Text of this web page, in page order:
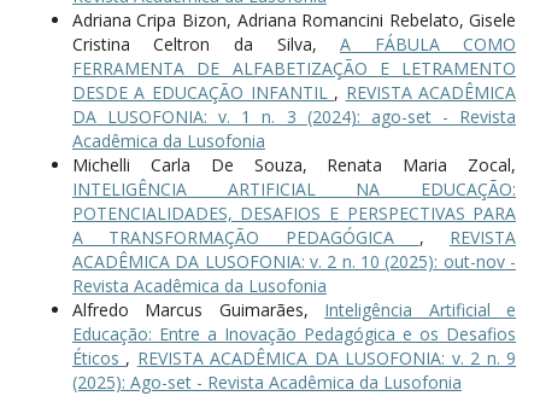
Adriana Cripa Bizon, Adriana Romancini Rebelato, Gisele
Cristina Celtron da Silva,A FÁBULA COMO
FERRAMENTA DE ALFABETIZAÇÃO E LETRAMENTO
DESDE A EDUCAÇÃO INFANTIL , REVISTA ACADÊMICA
DA LUSOFONIA: v. 1 n. 3 (2024): ago-set - Revista
Acadêmica da Lusofonia
Michelli Carla De Souza, Renata Maria Zocal,
INTELIGÊNCIA ARTIFICIAL NA EDUCAÇÃO:
POTENCIALIDADES, DESAFIOS E PERSPECTIVAS PARA
A TRANSFORMAÇÃO PEDAGÓGICA , REVISTA
ACADÊMICA DA LUSOFONIA: v. 2 n. 10 (2025): out-nov -
Revista Acadêmica da Lusofonia
Alfredo Marcus Guimarães, Inteligência Artificial e
Educação: Entre a Inovação Pedagógica e os Desafios
Éticos , REVISTA ACADÊMICA DA LUSOFONIA: v. 2 n. 9
(2025): Ago-set - Revista Acadêmica da Lusofonia